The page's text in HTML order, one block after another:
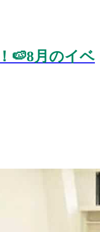
🍉8月のイベ